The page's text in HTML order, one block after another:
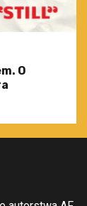
O